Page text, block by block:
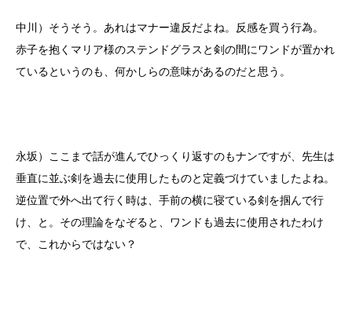
中川）そうそう。あれはマナー違反だよね。反感を買う行為。
赤子を抱くマリア様のステンドグラスと剣の間にワンドが置かれ
ているというのも、何かしらの意味があるのだと思う。
永坂）ここまで話が進んでひっくり返すのもナンですが、先生は
垂直に並ぶ剣を過去に使用したものと定義づけていましたよね。
逆位置で外へ出て行く時は、手前の横に寝ている剣を掴んで行
け、と。その理論をなぞると、ワンドも過去に使用されたわけ
で、これからではない？